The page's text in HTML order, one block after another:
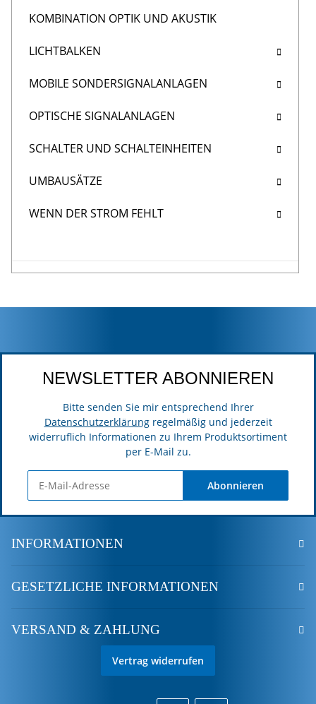
KOMBINATION OPTIK UND AKUSTIK
LICHTBALKEN
MOBILE SONDERSIGNALANLAGEN
OPTISCHE SIGNALANLAGEN
SCHALTER UND SCHALTEINHEITEN
UMBAUSÄTZE
WENN DER STROM FEHLT
NEWSLETTER ABONNIEREN
Bitte senden Sie mir entsprechend Ihrer
Datenschutzerklärungregelmäßig und jederzeit
widerruflich Informationen zu Ihrem Produktsortiment
per E-Mail zu.
Abonnieren
INFORMATIONEN
GESETZLICHE INFORMATIONEN
VERSAND & ZAHLUNG
Vertrag widerrufen